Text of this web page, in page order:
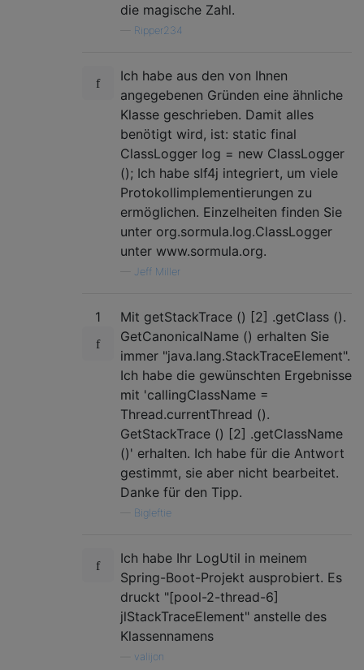
die magische Zahl.
Ripper234
Ich habe aus den von Ihnen
angegebenen Gründen eine ähnliche
Klasse geschrieben. Damit alles
benötigt wird, ist: static final
ClassLogger log = new ClassLogger
(); Ich habe slf4j integriert, um viele
Protokollimplementierungen zu
ermöglichen. Einzelheiten finden Sie
unter org.sormula.log.ClassLogger
unter www.sormula.org.
Jeff Miller
1
Mit getStackTrace () [2] .getClass ().
GetCanonicalName () erhalten Sie
immer "java.lang.StackTraceElement".
Ich habe die gewünschten Ergebnisse
mit 'callingClassName =
Thread.currentThread ().
GetStackTrace () [2] .getClassName
()' erhalten. Ich habe für die Antwort
gestimmt, sie aber nicht bearbeitet.
Danke für den Tipp.
Bigleftie
Ich habe Ihr LogUtil in meinem
Spring-Boot-Projekt ausprobiert. Es
druckt "[pool-2-thread-6]
jlStackTraceElement" anstelle des
Klassennamens
valijon